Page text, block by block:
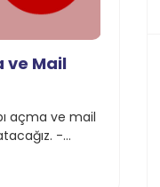
ve Mail
açma ve mail
-